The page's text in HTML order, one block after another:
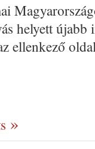
helyett újabb
ellenkező